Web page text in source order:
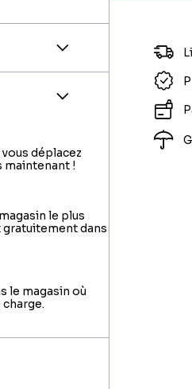
déplacez
maintenant !
le plus
gratuitement dans
le magasin où
charge.